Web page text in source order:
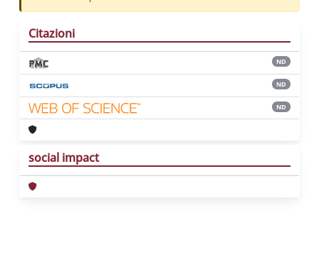
Citazioni
ND
ND
ND
social impact